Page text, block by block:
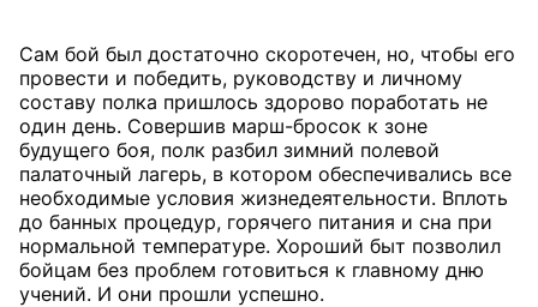
Сам бой был достаточно скоротечен, но, чтобы его
провести и победить, руководству и личному
составу полка пришлось здорово поработать не
один день. Совершив марш-бросок к зоне
будущего боя, полк разбил зимний полевой
палаточный лагерь, в котором обеспечивались все
необходимые условия жизнедеятельности. Вплоть
до банных процедур, горячего питания и сна при
нормальной температуре. Хороший быт позволил
бойцам без проблем готовиться к главному дню
учений. И они прошли успешно.